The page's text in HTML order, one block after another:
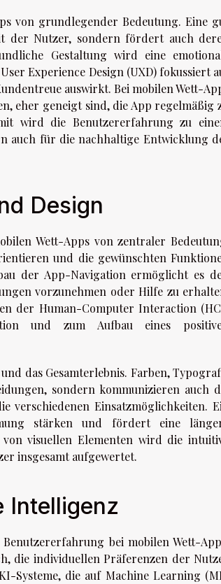
von grundlegender Bedeutung. Eine
der Nutzer, sondern fördert auch
Gestaltung wird eine
Experience Design (UXD) fokussiert
auswirkt. Bei mobilen Wett-
eher geneigt sind, die App regelmäßig
wird die Benutzererfahrung zu
auch für die nachhaltige Entwicklung
Design
Wett-Apps von zentraler
und die gewünschten
der App-Navigation ermöglicht es
vorzunehmen oder Hilfe zu
der Human-Computer Interaction
und zum Aufbau eines
das Gesamterlebnis. Farben,
sondern kommunizieren auch
Einsatzmöglichkeiten.
stärken und fördert eine
visuellen Elementen wird die
insgesamt aufgewertet.
Intelligenz
bei mobilen Wett-
die individuellen Präferenzen der
Systeme, die auf Machine Learning